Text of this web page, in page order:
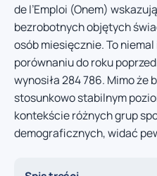
de l’Emploi (Onem)
bezrobotnych objętych
osób miesięcznie. To
porównaniu do roku
wynosiła 284 786. Mimo że
stosunkowo stabilnym
kontekście różnych grup
demograficznych, widać